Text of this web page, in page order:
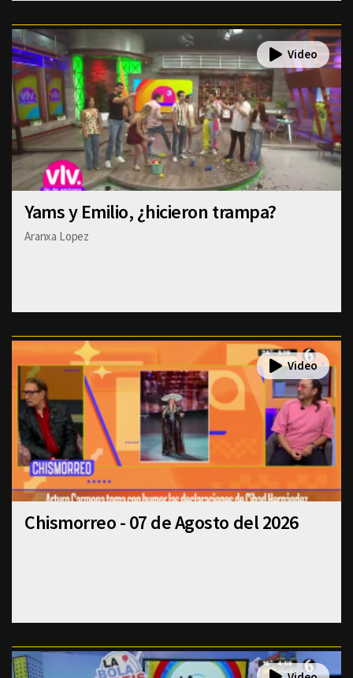
Yams y Emilio, ¿hicieron trampa?
Aranxa Lopez
Chismorreo - 07 de Agosto del 2026